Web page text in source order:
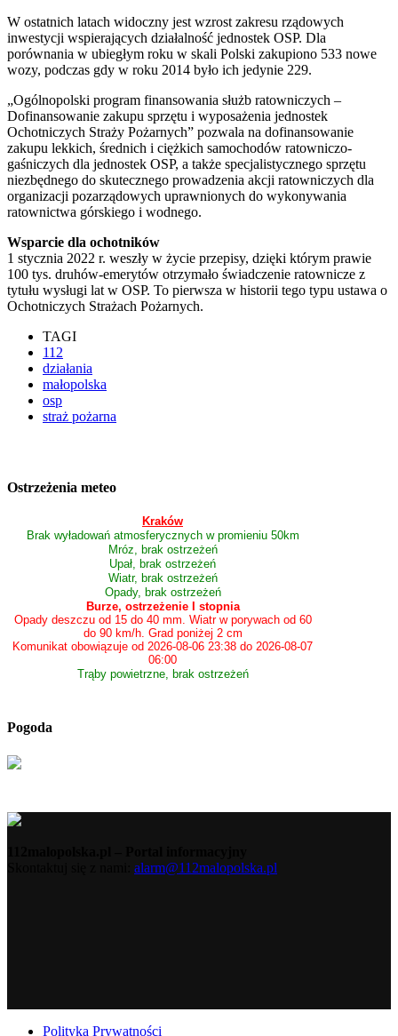
W ostatnich latach widoczny jest wzrost zakresu rządowych
inwestycji wspierających działalność jednostek OSP. Dla
porównania w ubiegłym roku w skali Polski zakupiono 533 nowe
wozy, podczas gdy w roku 2014 było ich jedynie 229.
„Ogólnopolski program finansowania służb ratowniczych –
Dofinansowanie zakupu sprzętu i wyposażenia jednostek
Ochotniczych Straży Pożarnych” pozwala na dofinansowanie
zakupu lekkich, średnich i ciężkich samochodów ratowniczo-
gaśniczych dla jednostek OSP, a także specjalistycznego sprzętu
niezbędnego do skutecznego prowadzenia akcji ratowniczych dla
organizacji pozarządowych uprawnionych do wykonywania
ratownictwa górskiego i wodnego.
Wsparcie dla ochotników
1 stycznia 2022 r. weszły w życie przepisy, dzięki którym prawie
100 tys. druhów-emerytów otrzymało świadczenie ratownicze z
tytułu wysługi lat w OSP. To pierwsza w historii tego typu ustawa o
Ochotniczych Strażach Pożarnych.
TAGI
112
działania
małopolska
osp
straż pożarna
Ostrzeżenia meteo
Kraków
Brak wyładowań atmosferycznych w promieniu 50km
Mróz, brak ostrzeżeń
Upał, brak ostrzeżeń
Wiatr, brak ostrzeżeń
Opady, brak ostrzeżeń
Burze, ostrzeżenie I stopnia
Opady deszczu od 15 do 40 mm. Wiatr w porywach od 60
do 90 km/h. Grad poniżej 2 cm
Komunikat obowiązuje od 2026-08-06 23:38 do 2026-08-07
06:00
Trąby powietrzne, brak ostrzeżeń
Pogoda
alarm@112malopolska.pl
Polityka Prywatności